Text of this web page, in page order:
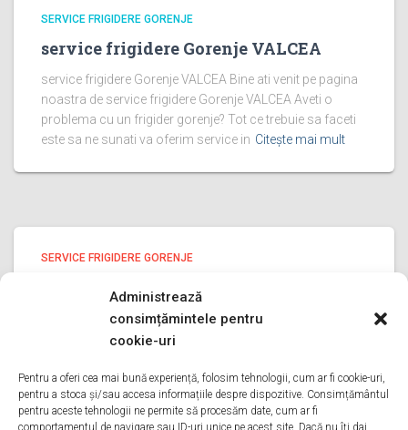
Administrează
consimțămintele pentru
cookie-uri
Pentru a oferi cea mai bună experiență, folosim tehnologii, cum ar fi cookie-uri,
pentru a stoca și/sau accesa informațiile despre dispozitive. Consimțământul
pentru aceste tehnologii ne permite să procesăm date, cum ar fi
comportamentul de navigare sau ID-uri unice pe acest site. Dacă nu îți dai
SERVICE FRIGIDERE GORENJE
service frigidere Gorenje VALCEA
service frigidere Gorenje VALCEA Bine ati venit pe pagina
noastra de service frigidere Gorenje VALCEA Aveti o
problema cu un frigider gorenje? Tot ce trebuie sa faceti
este sa ne sunati va oferim service in Citește mai mult
SERVICE FRIGIDERE GORENJE
service frigidere Gorenje PRAHOVA
service frigidere Gorenje PRAHOVA Bine ati venit pe
pagina noastra de service frigidere Gorenje PRAHOVA
faceti este sa ne sunati va oferim service in
Citește mai mult